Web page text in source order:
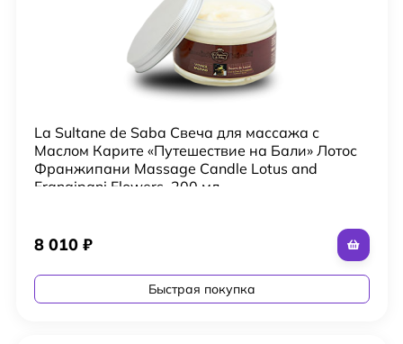
La Sultane de Saba Свеча для массажа с
Маслом Карите «Путешествие на Бали» Лотос
Франжипани Massage Candle Lotus and
Frangipani Flowers, 200 мл
8 010 ₽
Быстрая покупка